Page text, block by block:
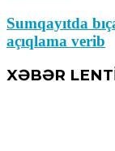
Sumqayıtda
açıqlama verib
XƏBƏR